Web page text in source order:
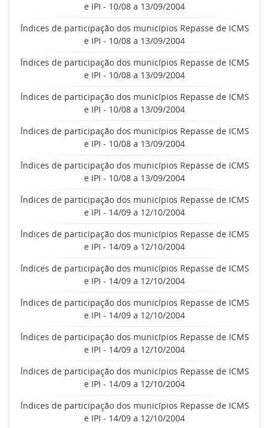
e IPI - 10/08 a 13/09/2004
Índices de participação dos municípios Repasse de ICMS
e IPI - 10/08 a 13/09/2004
Índices de participação dos municípios Repasse de ICMS
e IPI - 10/08 a 13/09/2004
Índices de participação dos municípios Repasse de ICMS
e IPI - 10/08 a 13/09/2004
Índices de participação dos municípios Repasse de ICMS
e IPI - 10/08 a 13/09/2004
Índices de participação dos municípios Repasse de ICMS
e IPI - 10/08 a 13/09/2004
Índices de participação dos municípios Repasse de ICMS
e IPI - 14/09 a 12/10/2004
Índices de participação dos municípios Repasse de ICMS
e IPI - 14/09 a 12/10/2004
Índices de participação dos municípios Repasse de ICMS
e IPI - 14/09 a 12/10/2004
Índices de participação dos municípios Repasse de ICMS
e IPI - 14/09 a 12/10/2004
Índices de participação dos municípios Repasse de ICMS
e IPI - 14/09 a 12/10/2004
Índices de participação dos municípios Repasse de ICMS
e IPI - 14/09 a 12/10/2004
Índices de participação dos municípios Repasse de ICMS
e IPI - 14/09 a 12/10/2004